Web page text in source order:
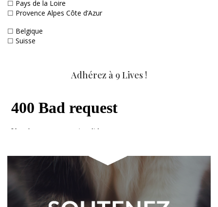
☐ Pays de la Loire
☐ Provence Alpes Côte d’Azur
☐ Belgique
☐ Suisse
Adhérez à 9 Lives !